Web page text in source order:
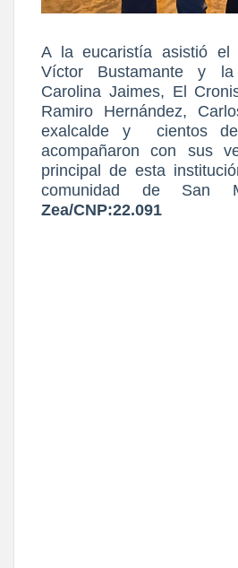
A la eucaristía asistió el
Víctor Bustamante y
Carolina Jaimes, El
Ramiro Hernández,
exalcalde y cientos
acompañaron con sus
principal de esta
comunidad de San
Zea/CNP:22.091